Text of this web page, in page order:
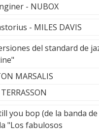
- NUBOX
- MILES DAVIS
del standard de
MARSALIS
TERRASSON
you bop (de la banda
"Los fabulosos